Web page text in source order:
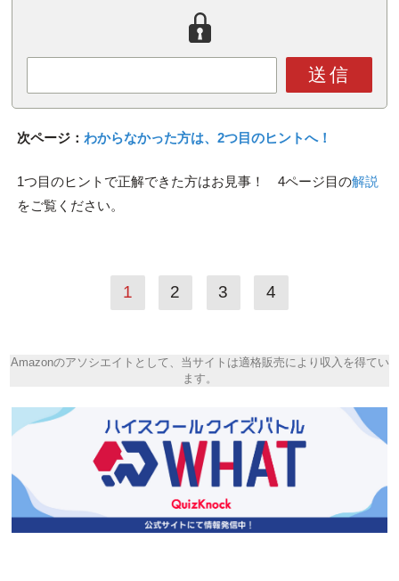
送信
次ページ： わからなかった方は、2つ目のヒントへ！
1つ目のヒントで正解できた方はお見事！ 4ページ目の解説
をご覧ください。
1 2 3 4
Amazonのアソシエイトとして、当サイトは適格販売により収入を得てい
ます。